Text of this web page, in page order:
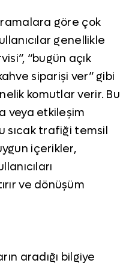
göre çok
genellikle
“bugün açık
siparişi ver” gibi
komutlar verir. Bu
veya etkileşim
sıcak trafiği temsil
içerikler,
ve dönüşüm
aradığı bilgiye